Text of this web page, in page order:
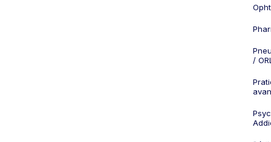
/